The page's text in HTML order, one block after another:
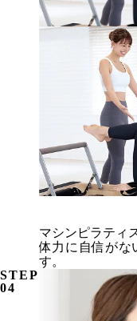
マシンピラティ
体力に自信がな
す。
STEP
04